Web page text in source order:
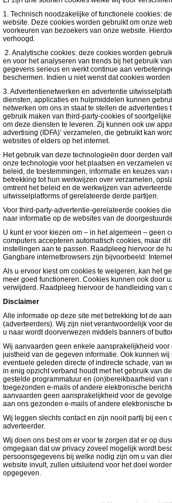
1. Technisch noodzakelijke of functionele cookies:
website. Deze cookies worden gebruikt om onze
voorkeuren van bezoekers van onze website.
verhoogd.
2. Analytische cookies: deze cookies worden
en voor het analyseren van trends bij het gebruik
gegevens serieus en werkt continue aan
beschermen. Indien u niet wenst dat cookies
3. Advertentienetwerken en advertentie
diensten, applicaties en hulpmiddelen kunnen
netwerken om ons in staat te stellen de
gebruik maken van third-party-cookies of
om deze diensten te leveren. Zij kunnen ook uw
advertising (IDFA)’ verzamelen, die gebruikt kan
websites of elders op het internet.
Het gebruik van deze technologieën door derden
onze technologie voor het plaatsen en verzamelen
beleid, de toestemmingen, informatie en keuzes
betrekking tot hun werkwijzen over verzamelen,
omtrent het beleid en de werkwijzen van
uitwisselplatforms of gerelateerde derde partijen.
Voor third-party-advertentie-gerelateerde cookies
naar informatie op de websites van de
U kunt er voor kiezen om – in het algemeen – geen
computers accepteren automatisch cookies, maar
instellingen aan te passen. Raadpleeg hiervoor de
Gangbare internetbrowsers zijn bijvoorbeeld:
Als u ervoor kiest om cookies te weigeren, kan het
meer goed functioneren. Cookies kunnen ook door
verwijderd. Raadpleeg hiervoor de handleiding van
Disclaimer
Alle informatie op deze site met betrekking tot de
(adverteerders). Wij zijn niet verantwoordelijk voor
u naar wordt doorverwezen middels banners of
Wij aanvaarden geen enkele aansprakelijkheid
juistheid van de gegeven informatie. Ook kunnen
eventuele geleden directe of indirecte schade, van
in enig opzicht verband houdt met het gebruik van
gestelde programmatuur en (on)bereikbaarheid
toegezonden e-mails of andere elektronische
aanvaarden geen aansprakelijkheid voor de
aan ons gezonden e-mails of andere elektronische
Wij leggen slechts contact en zijn nooit partij bij een
adverteerder.
Wij doen ons best om er voor te zorgen dat er op
omgegaan dat uw privacy zoveel mogelijk wordt
persoonsgegevens bij welke nodig zijn om u van
website invult, zullen uitsluitend voor het doel
opgegeven.